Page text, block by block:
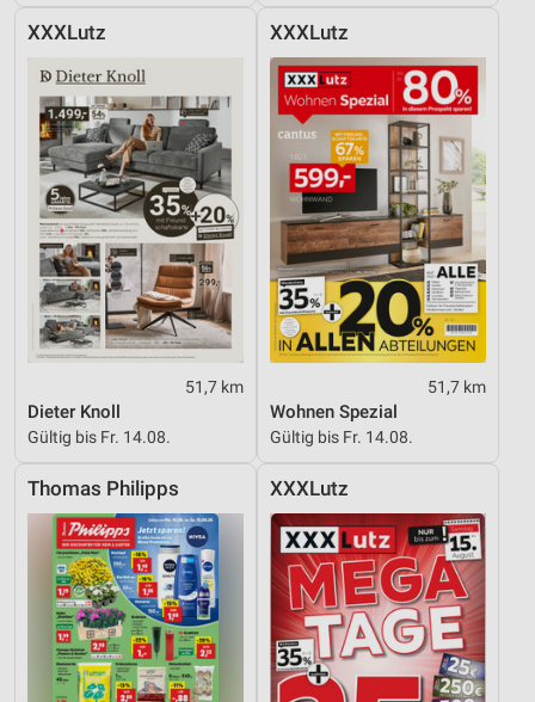
XXXLutz
51,7 km
Dieter Knoll
Gültig bis Fr. 14.08.
XXXLutz
51,7 km
Wohnen Spezial
Gültig bis Fr. 14.08.
Thomas Philipps XXXLutz